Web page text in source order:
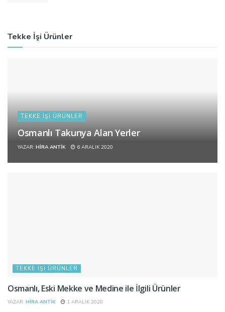
Tekke İşi Ürünler
TEKKE İŞI ÜRÜNLER
Osmanlı Takunya Alan Yerler
YAZAR: HIRA ANTIK 6 ARALIK 2020
TEKKE İŞI ÜRÜNLER
Osmanlı, Eski Mekke ve Medine ile İlgili Ürünler
YAZAR: HIRA ANTIK 1 ARALIK 2020